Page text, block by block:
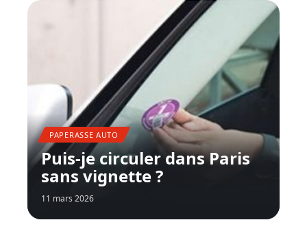
PAPERASSE AUTO
Puis-je circuler dans Paris
sans vignette ?
11 mars 2026